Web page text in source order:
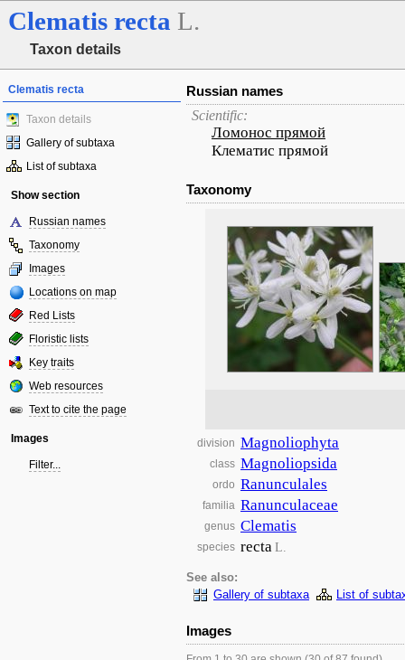
Clematis recta L.
Taxon details
Clematis recta
Taxon details
Gallery of subtaxa
List of subtaxa
Show section
Russian names
Taxonomy
Images
Locations on map
Red Lists
Floristic lists
Key traits
Web resources
Text to cite the page
Images
Filter...
Russian names
Scientific:
Ломонос прямой
Клематис прямой
Taxonomy
division Magnoliophyta
class Magnoliopsida
ordo Ranunculales
familia Ranunculaceae
genus Clematis
species rectaL.
See also:
Gallery of subtaxa
List of
Images